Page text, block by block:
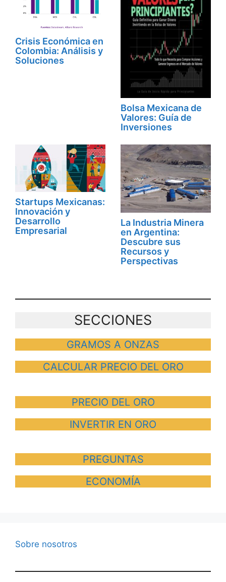
Crisis Económica en
Colombia: Análisis y
Soluciones
Bolsa Mexicana de
Valores: Guía de
Inversiones
Startups Mexicanas:
Innovación y
Desarrollo
Empresarial
La Industria Minera
en Argentina:
Descubre sus
Recursos y
Perspectivas
SECCIONES
GRAMOS A ONZAS
CALCULAR PRECIO DEL ORO
PRECIO DEL ORO
INVERTIR EN ORO
PREGUNTAS
ECONOMÍA
Sobre nosotros